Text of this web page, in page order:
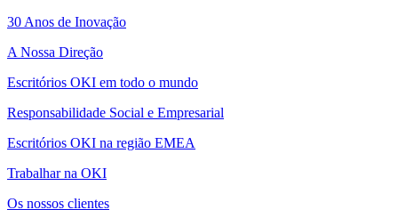
30 Anos de Inovação
A Nossa Direção
Escritórios OKI em todo o mundo
Responsabilidade Social e Empresarial
Escritórios OKI na região EMEA
Trabalhar na OKI
Os nossos clientes